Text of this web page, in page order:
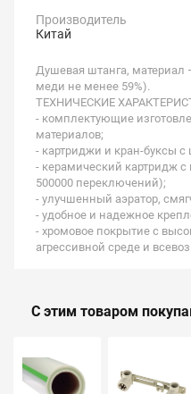
Производитель
Китай
Душевая штанга, материал
меди не менее 59%).
ТЕХНИЧЕСКИЕ
- комплектующие
материалов;
- картриджи и кран-буксы
- керамический картридж
500000 переключений);
- улучшенный аэратор,
- удобное и надежное
- хромовое покрытие с
агрессивной среде и
С этим товаром